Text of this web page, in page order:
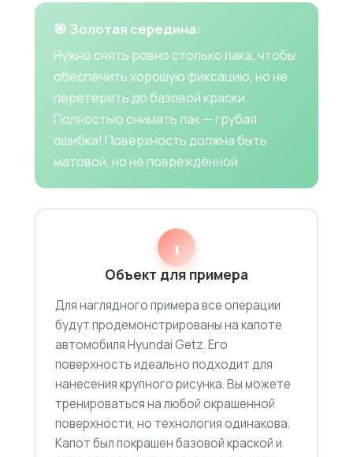
🎯 Золотая середина:
Нужно снять ровно столько лака, чтобы
обеспечить хорошую фиксацию, но не
перетереть до базовой краски.
Полностью снимать лак — грубая
ошибка! Поверхность должна быть
матовой, но не повреждённой.
1
Объект для примера
Для наглядного примера все операции
будут продемонстрированы на капоте
автомобиля Hyundai Getz. Его
поверхность идеально подходит для
нанесения крупного рисунка. Вы можете
тренироваться на любой окрашенной
поверхности, но технология одинакова.
Капот был покрашен базовой краской и